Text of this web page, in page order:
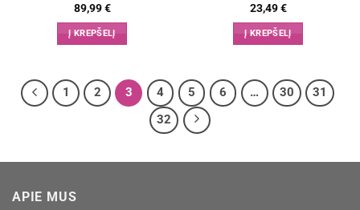
89,99€
Į KREPŠELĮ
23,49€
Į KREPŠELĮ
1 2 3 4 5 6 … 30
31
32
APIE MUS